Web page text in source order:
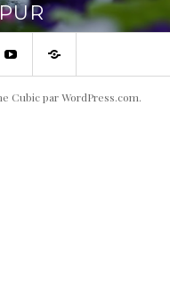
YoutubeContact
Cubic parWordPress.com.